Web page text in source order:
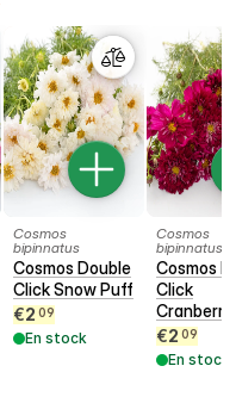
Cosmos
bipinnatus
Cosmos Double
Click Snow Puff
€2 09
En stock
Cosmos
bipinnatus
Cosmos
Click
€2 09
En stock